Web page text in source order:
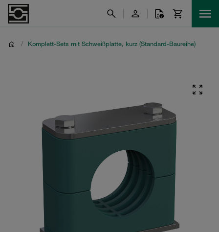
/ Komplett-Sets mit Schweißplatte, kurz (Standard-Baureihe)